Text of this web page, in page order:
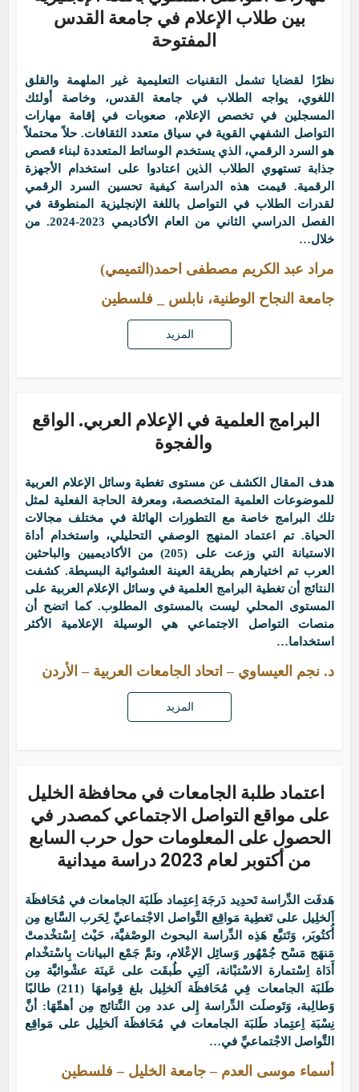
بين طلاب الإعلام في جامعة القدس
المفتوحة
نظرًا لقضايا تشمل التقنيات التعليمية غير الملهمة والقلق
اللغوي، يواجه الطلاب في جامعة القدس، وخاصة أولئك
المسجلين في تخصص الإعلام، صعوبات في إقامة مهارات
التواصل الشفهي القوية في سياق متعدد الثقافات. حلاً محتملاً
هو السرد الرقمي، الذي يستخدم الوسائط المتعددة لبناء قصص
جذابة تستهوي الطلاب الذين اعتادوا على استخدام الأجهزة
الرقمية. قيمت هذه الدراسة كيفية تحسين السرد الرقمي
لقدرات الطلاب في التواصل باللغة الإنجليزية المنطوقة في
الفصل الدراسي الثاني من العام الأكاديمي 2023-2024. من
خلال…
مراد عبد الكريم مصطفى احمد(التميمي)
جامعة النجاح الوطنية، نابلس _ فلسطين
المزيد
البرامج العلمية في الإعلام العربي. الواقع
والفجوة
هدف المقال الكشف عن مستوى تغطية وسائل الإعلام العربية
للموضوعات العلمية المتخصصة، ومعرفة الحاجة الفعلية لمثل
تلك البرامج خاصة مع التطورات الهائلة في مختلف مجالات
الحياة. تم اعتماد المنهج الوصفي التحليلي، واستخدام أداة
الاستبانة التي وزعت على (205) من الأكاديميين والباحثين
العرب تم اختيارهم بطريقة العينة العشوائية البسيطة. كشفت
النتائج أن تغطية البرامج العلمية في وسائل الإعلام العربية على
المستوى المحلي ليست بالمستوى المطلوب. كما اتضح أن
منصات التواصل الاجتماعي هي الوسيلة الإعلامية الأكثر
استخداما…
د. نجم العيساوي – اتحاد الجامعات العربية – الأردن
المزيد
اعتماد طلبة الجامعات في محافظة الخليل
على مواقع التواصل الاجتماعي كمصدر في
الحصول على المعلومات حول حرب السابع
من أكتوبر لعام 2023 دراسة ميدانية
هَدفَت الدِّراسة تَحدِيد دَرجَة اِعتِماد طَلبَة الجامعات في مُحَافظَة
اَلخلِيل على تَغطِية مَواقِع التَّواصل الاجْتماعيِّ لِحَرب السَّابع مِن
أُكتُوبَر، وَتَتبَّع هَذِه الدِّراسة البحوث الوصْفيَّة، حَيْث اِسْتخْدمتْ
مَنهَج مَسْح جُمْهُور وَسائِل الإعْلام، وتمَّ جَمْع البيانات بِاسْتخْدام
أَدَاة اِسْتمارة الاسْتبْانة، اَلتِي طُبقَت على عَينَة عشْوائيَّة مِن
طَلبَة الجامعات فِي مُحَافظَة اَلخلِيل بلغ قِوامهَا (211) طالبًا
وَطالِبة، وَتَوصلَت الدِّراسة إِلى عدد مِن النَّتائج مِن أهمِّهَا: أنَّ
نِسْبَة اِعتِماد طَلبَة الجامعات في مُحَافظَة اَلخلِيل على مَواقِع
التَّواصل الاجْتماعيِّ في…
أسماء موسى العدم – جامعة الخليل – فلسطين